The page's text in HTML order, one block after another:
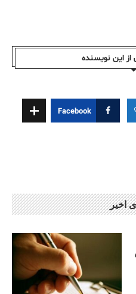
این نویسندە
Facebook
اخیر